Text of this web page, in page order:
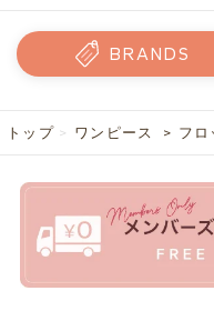
BRANDS
トップ > ワンピース > フロ